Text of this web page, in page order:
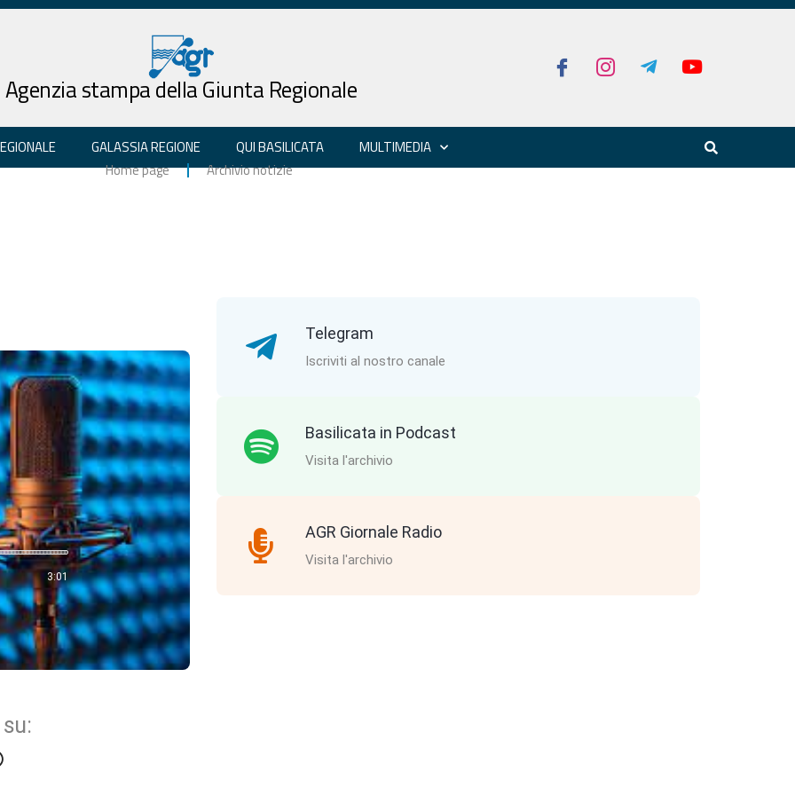
Agenzia stampa della Giunta Regionale
GALASSIA REGIONE QUI BASILICATA
MULTIMEDIA
Home page
Archivio notizie
3:01
Telegram
Iscriviti al nostro canale
Basilicata in Podcast
Visita l'archivio
AGR Giornale Radio
Visita l'archivio